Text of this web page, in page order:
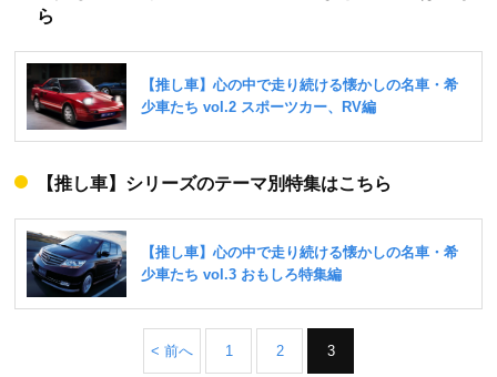
ら
【推し車】シリーズのテーマ別特集はこちら
< 前へ 1 2 3